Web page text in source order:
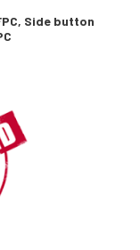
Side button